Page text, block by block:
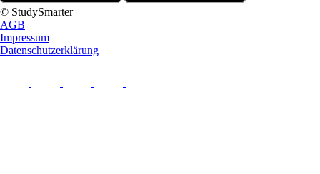
© StudySmarter
AGB
Impressum
Datenschutzerklärung